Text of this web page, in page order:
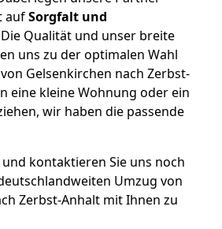
aufSorgfalt und
Die Qualität und unser breite
uns zu der optimalen Wahl
Gelsenkirchen nach Zerbst-
eine kleine Wohnung oder ein
wir haben die passende
und kontaktieren Sie uns noch
Umzug von
Zerbst-Anhalt mit Ihnen zu